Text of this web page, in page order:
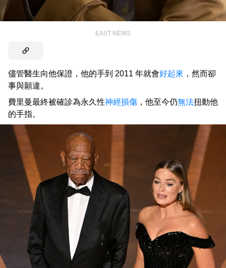
EAST NEWS
儘管醫生向他保證，他的手到 2011 年就會好起來 ，然而卻
事與願違。
費里曼最終被確診為永久性神經損傷 ，他至今仍無法扭動他
的手指。